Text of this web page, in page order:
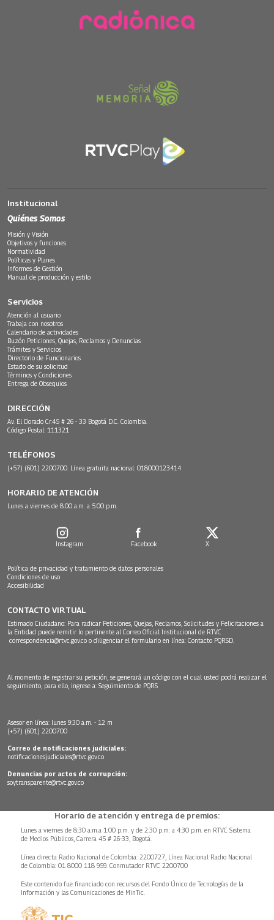
Institucional
Quiénes Somos
Misión y Visión
Objetivos y funciones
Normatividad
Políticas y Planes
Informes de Gestión
Manual de producción y estilo
Servicios
Atención al usuario
Trabaja con nosotros
Calendario de actividades
Buzón Peticiones, Quejas, Reclamos y Denuncias
Trámites y Servicios
Directorio de Funcionarios
Estado de su solicitud
Términos y Condiciones
Entrega de Obsequios
DIRECCIÓN
Av. El Dorado Cr.45 # 26 - 33 Bogotá D.C. Colombia.
Código Postal: 111321
TELÉFONOS
(+57) (601) 2200700. Línea gratuita nacional: 018000123414
HORARIO DE ATENCIÓN
Lunes a viernes de 8:00 a.m. a 5:00 p.m.
Instagram Facebook X
Política de privacidad y tratamiento de datos personales
Condiciones de uso
Accesibilidad
CONTACTO VIRTUAL
Estimado Ciudadano: Para radicar Peticiones, Quejas, Reclamos, Solicitudes y Felicitaciones a
la Entidad puede remitir lo pertinente al Correo Oficial Institucional de RTVC
correspondencia@rtvc.gov.co o diligenciar el formulario en línea: Contacto PQRSD.
Al momento de registrar su petición, se generará un código con el cual usted podrá realizar el
seguimiento, para ello, ingrese a: Seguimiento de PQRS
Asesor en línea: lunes 9:30 a.m. - 12 m
(+57) (601) 2200700
Correo de notificaciones judiciales:
notificacionesjudiciales@rtvc.gov.co
Denuncias por actos de corrupción:
soytransparente@rtvc.gov.co
Horario de atención y entrega de premios:
Lunes a viernes de 8:30 a.m.a 1:00 p.m. y de 2:30 p.m. a 4:30 p.m. en RTVC Sistema
de Medios Públicos, Carrera 45 # 26-33, Bogotá.
Línea directa Radio Nacional de Colombia: 2200727, Línea Nacional Radio Nacional
de Colombia: 01 8000 118 959. Conmutador RTVC 2200700
Este contenido fue financiado con recursos del Fondo Único de Tecnologías de la
Información y las Comunicaciones de MinTic.